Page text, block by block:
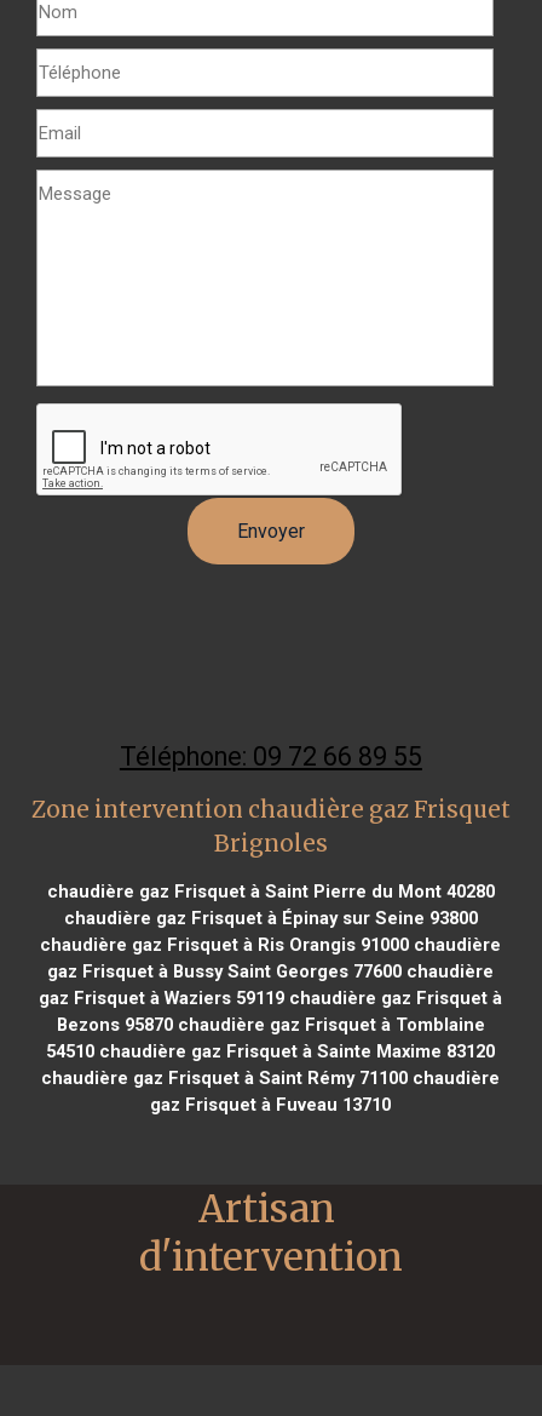
Téléphone: 09 72 66 89 55
Zone intervention chaudière gaz Frisquet
Brignoles
chaudière gaz Frisquet à Saint Pierre du Mont 40280
chaudière gaz Frisquet à Épinay sur Seine 93800
chaudière gaz Frisquet à Ris Orangis 91000 chaudière
gaz Frisquet à Bussy Saint Georges 77600 chaudière
gaz Frisquet à Waziers 59119 chaudière gaz Frisquet à
Bezons 95870chaudière gaz Frisquet à Tomblaine
54510 chaudière gaz Frisquet à Sainte Maxime 83120
chaudière gaz Frisquet à Saint Rémy 71100 chaudière
gaz Frisquet à Fuveau 13710
Artisan
d'intervention